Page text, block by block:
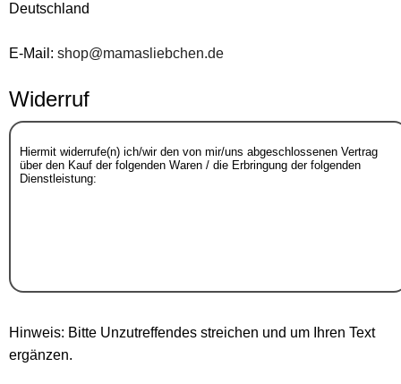
Deutschland
E-Mail: shop@mamasliebchen.de
Widerruf
Hinweis: Bitte Unzutreffendes streichen und um Ihren Text
ergänzen.